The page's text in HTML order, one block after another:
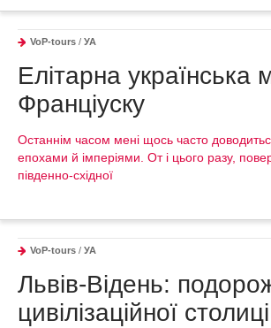
VoP-tours / УА
Елітарна українська
Франціуску
Останнім часом мені щось часто
епохами й імперіями. От і цього разу,
південно-східної
VoP-tours / УА
Львів-Відень:
цивілізаційної столиці